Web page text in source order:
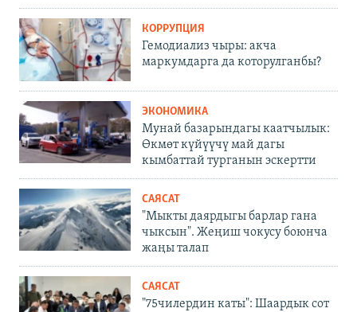
КОРРУПЦИЯ
Гемодиализ чыры: акча
маркумдарга да которулганбы?
ЭКОНОМИКА
Мунай базарындагы каатчылык:
Өкмөт күйүүчү май дагы
кымбаттай турганын эскертти
САЯСАТ
"Мыкты даярдыгы барлар гана
чыксын". Жеңиш чокусу боюнча
жаңы талап
САЯСАТ
"75чилердин каты": Шаардык сот